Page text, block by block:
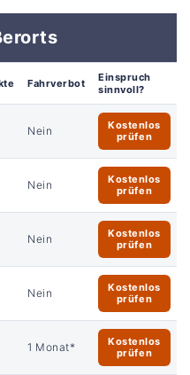
Fahrverbot
Einspruch
sinnvoll?
Nein
Kostenlos
prüfen
Nein
Kostenlos
prüfen
Nein
Kostenlos
prüfen
Nein
Kostenlos
prüfen
1 Monat*
Kostenlos
prüfen